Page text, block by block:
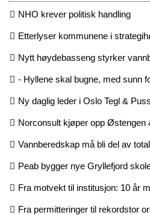
NHO krever politisk handling
Etterlyser kommunene i
Nytt høydebasseng styrker
- Hyllene skal bugne, med sunn
Ny daglig leder i Oslo Tegl & Puss
Norconsult kjøper opp Østengen
Vannberedskap må bli del av
Peab bygger nye Gryllefjord
Fra motvekt til institusjon: 10 år
Fra permitteringer til rekordstor